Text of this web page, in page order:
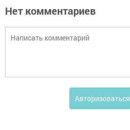
Нет комментариев
Авторизоваться